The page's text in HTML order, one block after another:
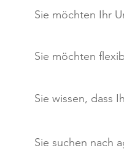
Sie möchten Ihr
Sie möchten
Sie wissen, dass
Sie suchen nach